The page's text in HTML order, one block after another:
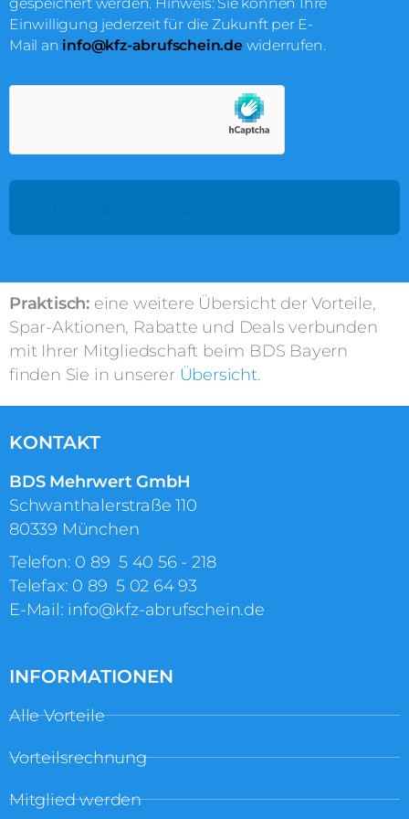
*
gespeichert werden. Hinweis: Sie können Ihre
Einwilligung jederzeit für die Zukunft per E-
Mail an info@kfz-abrufschein.dewiderrufen.
Praktisch: eine weitere Übersicht der Vorteile,
Spar-Aktionen, Rabatte und Deals verbunden
mit Ihrer Mitgliedschaft beim BDS Bayern
finden Sie in unserer Übersicht.
KONTAKT
BDS Mehrwert GmbH
Schwanthalerstraße 110
80339 München
Telefon: 0 89 5 40 56 ‑ 218
Telefax: 0 89 5 02 64 93
E-Mail: info@kfz-abrufschein.de
INFORMATIONEN
Alle Vorteile
Vorteilsrechnung
Mitglied werden